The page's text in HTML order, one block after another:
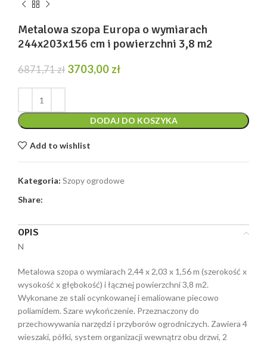
Metalowa szopa Europa o wymiarach
244x203x156 cm i powierzchni 3,8 m2
6871,71zł Pierwotna
3703,00 złAktualna
DODAJ DO KOSZYKA
Add to wishlist
Kategoria: Szopy ogrodowe
Share:
OPIS
N
Metalowa szopa o wymiarach 2,44 x 2,03 x 1,56 m (szerokość x
wysokość x głębokość) i łącznej powierzchni 3,8 m2.
Wykonane ze stali ocynkowanej i emaliowane piecowo
poliamidem. Szare wykończenie. Przeznaczony do
przechowywania narzędzi i przyborów ogrodniczych. Zawiera 4
wieszaki, półki, system organizacji wewnątrz obu drzwi, 2